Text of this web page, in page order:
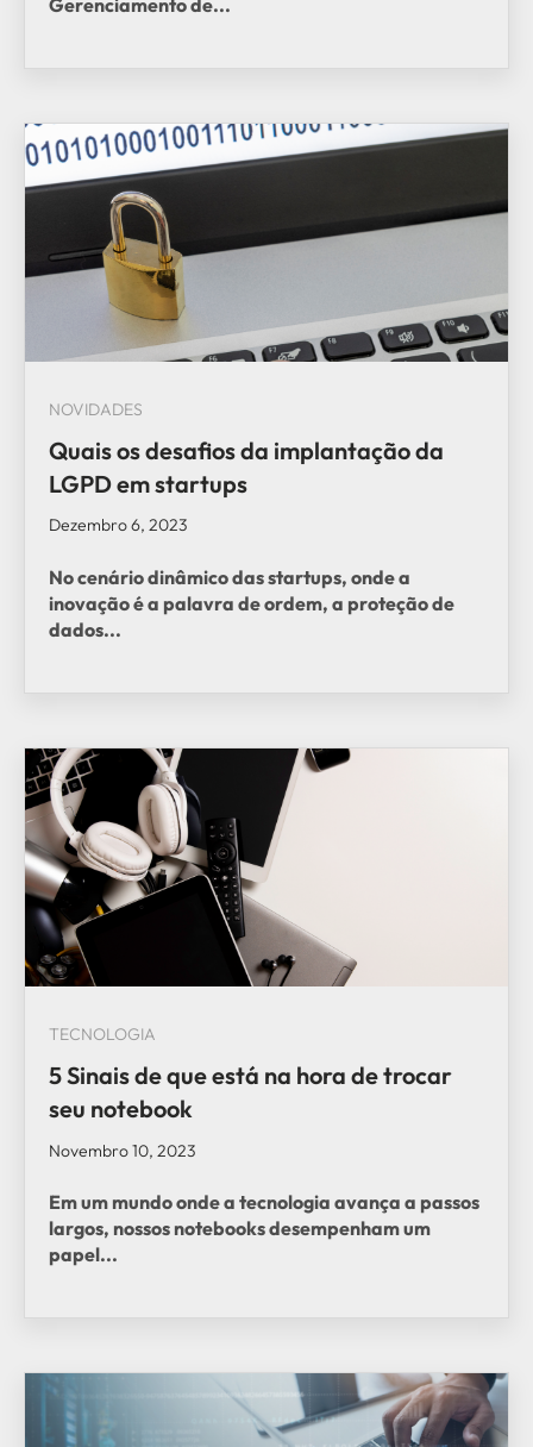
NOVIDADES
Quais os desafios da implantação da
LGPD em startups
Dezembro 6, 2023
No cenário dinâmico das startups, onde a
inovação é a palavra de ordem, a proteção de
dados...
TECNOLOGIA
5 Sinais de que está na hora de trocar
seu notebook
Novembro 10, 2023
Em um mundo onde a tecnologia avança a passos
largos, nossos notebooks desempenham um
papel...